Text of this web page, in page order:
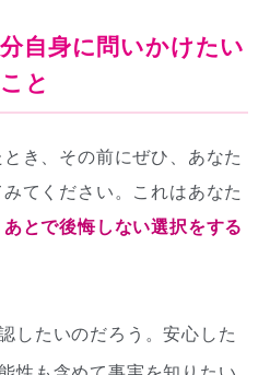
自身に問いかけたい
こと
き、その前にぜひ、あなた
てください。これはあなた
あとで後悔しない選択をする
したいのだろう。安心した